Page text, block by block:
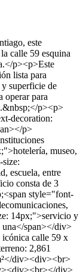
este
calle 59 esquina
p><p>Este
lista para
superficie de
operar para
p><p>
decoration:
p>
museo,
escuela, entre
consta de 3
style="font-
14px;">servicio y
una</span></div>
calle 59 x
2,861
div><div><br>
div>